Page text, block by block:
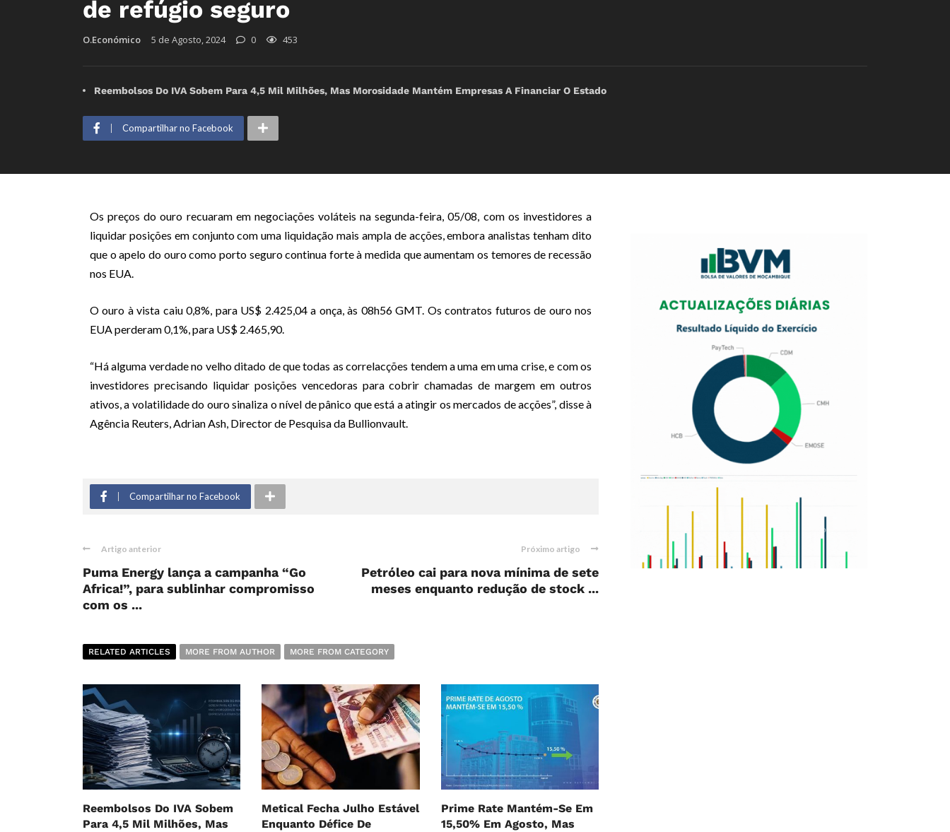
de refúgio seguro
O.Económico 5 de Agosto, 2024 0 453
Reembolsos Do IVA Sobem Para 4,5 Mil Milhões, Mas Morosidade Mantém Empresas A Financiar O Estado
Compartilhar no Facebook
Os preços do ouro recuaram em negociações voláteis na segunda-feira, 05/08, com os investidores a
liquidar posições em conjunto com uma liquidação mais ampla de acções, embora analistas tenham dito
que o apelo do ouro como porto seguro continua forte à medida que aumentam os temores de recessão
nos EUA.
O ouro à vista caiu 0,8%, para US$ 2.425,04 a onça, às 08h56 GMT. Os contratos futuros de ouro nos
EUA perderam 0,1%, para US$ 2.465,90.
“Há alguma verdade no velho ditado de que todas as correlacções tendem a uma em uma crise, e com os
investidores precisando liquidar posições vencedoras para cobrir chamadas de margem em outros
ativos, a volatilidade do ouro sinaliza o nível de pânico que está a atingir os mercados de acções”, disse à
Agência Reuters, Adrian Ash, Director de Pesquisa da Bullionvault.
Compartilhar no Facebook
Artigo anterior
Puma Energy lança a campanha “Go
Africa!”, para sublinhar compromisso
com os ...
Próximo artigo
Petróleo cai para nova mínima de sete
meses enquanto redução de stock ...
RELATED ARTICLES MORE FROM AUTHOR MORE FROM CATEGORY
Reembolsos Do IVA Sobem
Para 4,5 Mil Milhões, Mas
Metical Fecha Julho Estável
Enquanto Défice De
Prime Rate Mantém-Se Em
15,50% Em Agosto, Mas